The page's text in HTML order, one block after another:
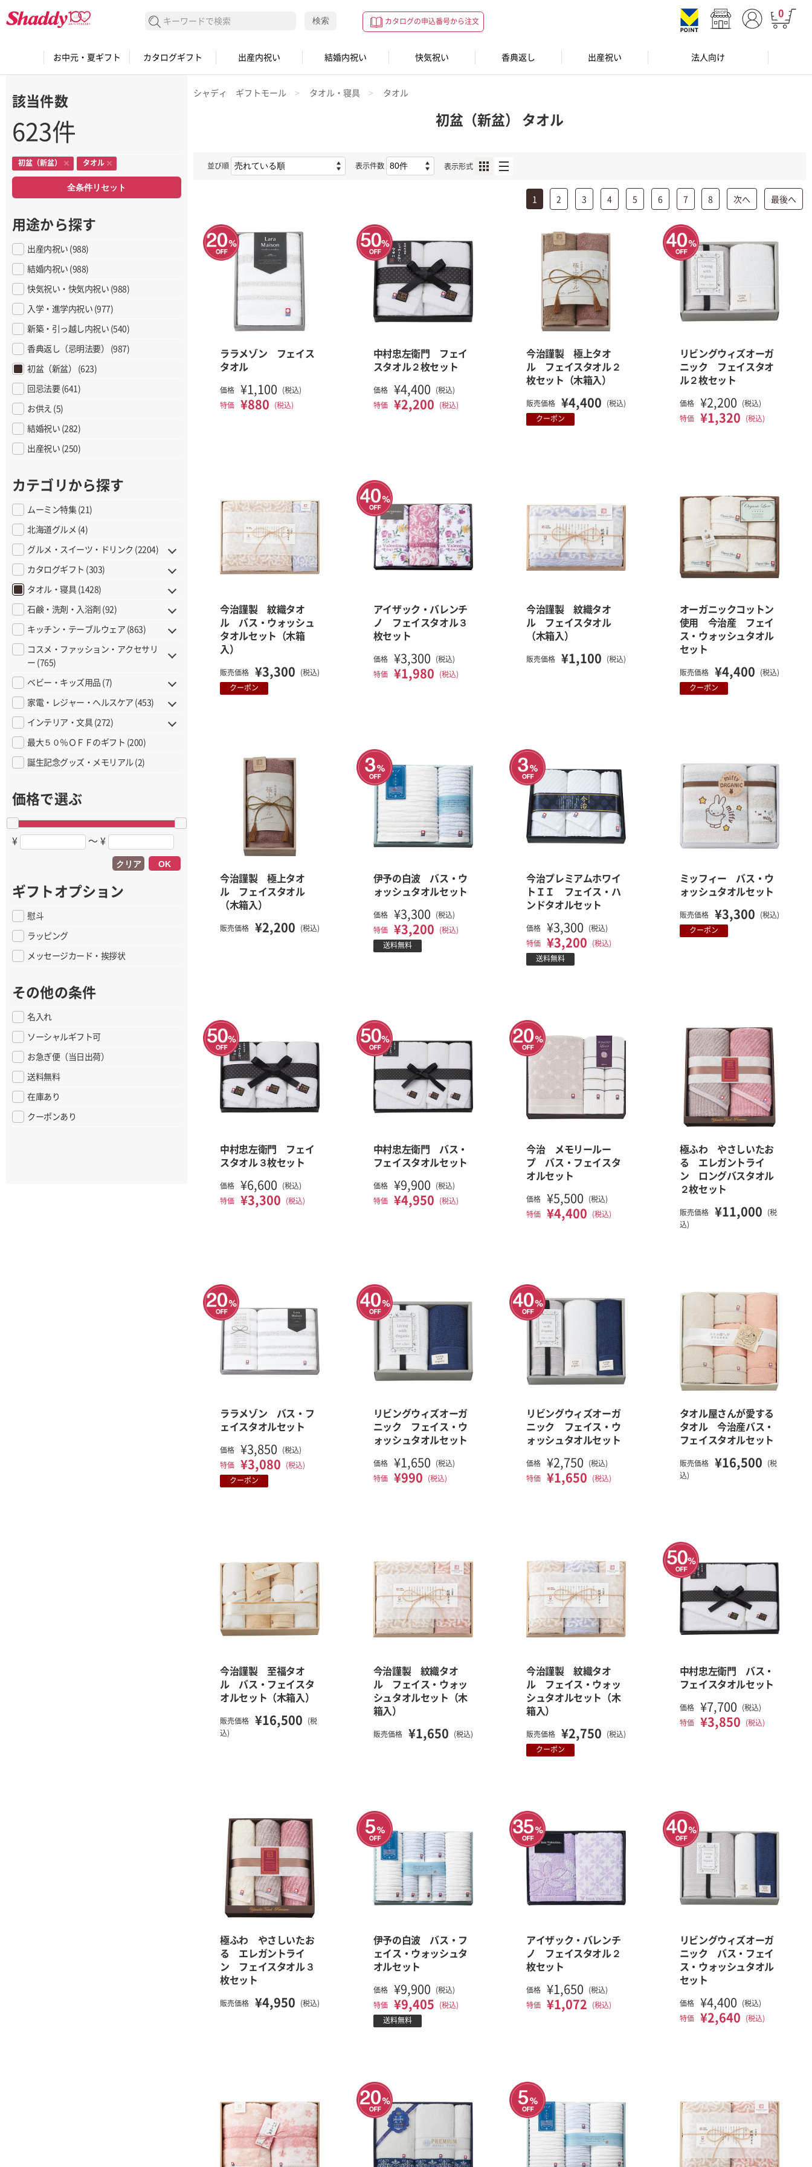
0
カタログの申込番号から注文
検索する 検索
お中元・夏ギフト カタログギフト 出産内祝い 結婚内祝い 快気祝い 香典返し 出産祝い 法人向け
シャディ ギフトモール タオル・寝具 タオル
初盆（新盆） タオル
並び順 表示件数 表示形式
1 2 3 4 5 6 7 8 次へ 最後へ
ララメゾン フェイス
タオル
価格 ¥1,100 (税込)
特価 ¥880 (税込)
中村忠左衛門 フェイ
スタオル２枚セット
価格 ¥4,400 (税込)
特価 ¥2,200 (税込)
今治謹製 極上タオ
ル フェイスタオル２
枚セット（木箱入）
販売価格 ¥4,400 (税込)
クーポン
リビングウィズオーガ
ニック フェイスタオ
ル２枚セット
価格 ¥2,200 (税込)
特価 ¥1,320 (税込)
今治謹製 紋織タオ
ル バス・ウォッシュ
タオルセット（木箱
入）
販売価格 ¥3,300 (税込)
クーポン
アイザック・バレンチ
ノ フェイスタオル３
枚セット
価格 ¥3,300 (税込)
特価 ¥1,980 (税込)
今治謹製 紋織タオ
ル フェイスタオル
（木箱入）
販売価格 ¥1,100 (税込)
オーガニックコットン
使用 今治産 フェイ
ス・ウォッシュタオル
セット
販売価格 ¥4,400 (税込)
クーポン
今治謹製 極上タオ
ル フェイスタオル
（木箱入）
販売価格 ¥2,200 (税込)
伊予の白波 バス・ウ
ォッシュタオルセット
価格 ¥3,300 (税込)
特価 ¥3,200 (税込)
送料無料
今治プレミアムホワイ
トＩＩ フェイス・ハ
ンドタオルセット
価格 ¥3,300 (税込)
特価 ¥3,200 (税込)
送料無料
ミッフィー バス・ウ
ォッシュタオルセット
販売価格 ¥3,300 (税込)
クーポン
中村忠左衛門 フェイ
スタオル３枚セット
価格 ¥6,600 (税込)
特価 ¥3,300 (税込)
中村忠左衛門 バス・
フェイスタオルセット
価格 ¥9,900 (税込)
特価 ¥4,950 (税込)
今治 メモリールー
プ バス・フェイスタ
オルセット
価格 ¥5,500 (税込)
特価 ¥4,400 (税込)
極ふわ やさしいたお
る エレガントライ
ン ロングバスタオル
２枚セット
販売価格 ¥11,000
(税
込)
ララメゾン バス・フ
ェイスタオルセット
価格 ¥3,850 (税込)
特価 ¥3,080 (税込)
クーポン
リビングウィズオーガ
ニック フェイス・ウ
ォッシュタオルセット
価格 ¥1,650 (税込)
特価 ¥990 (税込)
リビングウィズオーガ
ニック フェイス・ウ
ォッシュタオルセット
価格 ¥2,750 (税込)
特価 ¥1,650 (税込)
タオル屋さんが愛する
タオル 今治産バス・
フェイスタオルセット
販売価格 ¥16,500
(税
込)
今治謹製 至福タオ
ル バス・フェイスタ
オルセット（木箱入）
販売価格 ¥16,500
(税
込)
今治謹製 紋織タオ
ル フェイス・ウォッ
シュタオルセット（木
箱入）
販売価格 ¥1,650 (税込)
今治謹製 紋織タオ
ル フェイス・ウォッ
シュタオルセット（木
箱入）
販売価格 ¥2,750 (税込)
クーポン
中村忠左衛門 バス・
フェイスタオルセット
価格 ¥7,700 (税込)
特価 ¥3,850 (税込)
極ふわ やさしいたお
る エレガントライ
ン フェイスタオル３
枚セット
販売価格 ¥4,950 (税込)
伊予の白波 バス・フ
ェイス・ウォッシュタ
オルセット
価格 ¥9,900 (税込)
特価 ¥9,405 (税込)
送料無料
アイザック・バレンチ
ノ フェイスタオル２
枚セット
価格 ¥1,650 (税込)
特価 ¥1,072 (税込)
リビングウィズオーガ
ニック バス・フェイ
ス・ウォッシュタオル
セット
価格 ¥4,400 (税込)
特価 ¥2,640 (税込)
該当件数
623件
初盆（新盆） タオル
全条件リセット
用途から探す
出産内祝い (988)
結婚内祝い (988)
快気祝い・快気内祝い (988)
入学・進学内祝い (977)
新築・引っ越し内祝い (540)
香典返し（忌明法要） (987)
初盆（新盆） (623)
回忌法要 (641)
お供え (5)
結婚祝い (282)
出産祝い (250)
カテゴリから探す
ムーミン特集 (21)
北海道グルメ (4)
グルメ・スイーツ・ドリンク (2204)
カタログギフト (303)
タオル・寝具 (1428)
石鹸・洗剤・入浴剤 (92)
キッチン・テーブルウェア (863)
コスメ・ファッション・アクセサリ
ー (765)
ベビー・キッズ用品 (7)
家電・レジャー・ヘルスケア (453)
インテリア・文具 (272)
最大５０％ＯＦＦのギフト (200)
誕生記念グッズ・メモリアル (2)
価格で選ぶ
¥ 〜 ¥
OK
クリア
ギフトオプション
慰斗
ラッピング
メッセージカード・挨拶状
その他の条件
名入れ
ソーシャルギフト可
お急ぎ便（当日出荷）
送料無料
在庫あり
クーポンあり